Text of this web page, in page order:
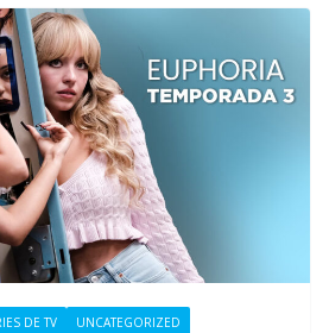
DE TV UNCATEGORIZED